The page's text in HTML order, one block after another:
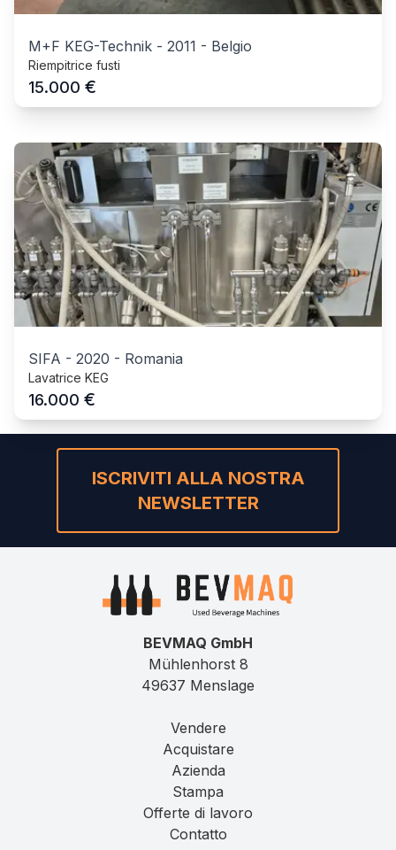
M+F KEG-Technik - 2011 - Belgio
Riempitrice fusti
15.000 €
SIFA - 2020 - Romania
Lavatrice KEG
16.000 €
ISCRIVITI ALLA NOSTRA
NEWSLETTER
BEVMAQ GmbH
Mühlenhorst 8
49637 Menslage
Vendere
Acquistare
Azienda
Stampa
Offerte di lavoro
Contatto